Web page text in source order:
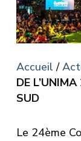
Accueil /
DE
SUD
Le 24ème